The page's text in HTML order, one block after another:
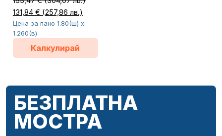
131,84 € (257,86 лв.)
Цена за пано 1.80(ш) x
1.260(в)
Калкулирай
БЕЗПЛАТНА
МОСТРА